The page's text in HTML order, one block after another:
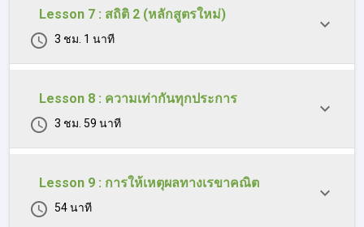
Lesson 7 : สถิติ 2 (หลักสูตรใหม่)
3 ชม. 1 นาที
Lesson 8 : ความเท่ากันทุกประการ
3 ชม. 59 นาที
Lesson 9 : การให้เหตุผลทางเรขาคณิต
54 นาที